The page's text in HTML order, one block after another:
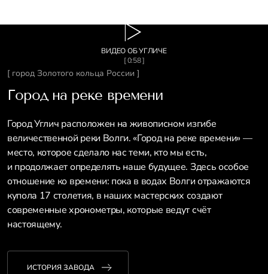
ВИДЕО ОБ УГЛИЧЕ
[ 0:58 ]
[ город Золотого кольца России ]
Город на реке времени
Город Углич расположен на живописном изгибе
величественной реки Волги. «Город на реке времени» —
место, которое сделало нас теми, кто мы есть,
и продолжает определять наше будущее. Здесь особое
отношение ко времени: пока в водах Волги отражаются
купола 17 столетия, в наших мастерских создают
современные хронометры, которые ведут счёт
настоящему.
ИСТОРИЯ ЗАВОДА